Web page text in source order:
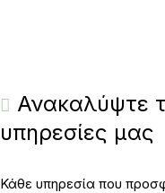
Ανακαλύψτε
υπηρεσίες μας
Κάθε υπηρεσία που